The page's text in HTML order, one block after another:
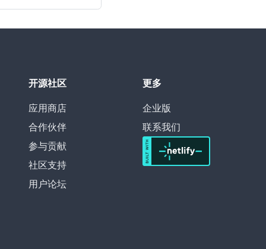
开源社区
应用商店
合作伙伴
参与贡献
社区支持
用户论坛
更多
企业版
联系我们